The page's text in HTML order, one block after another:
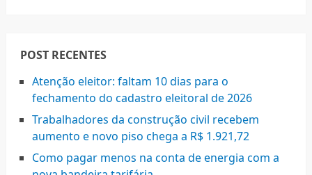
POST RECENTES
Atenção eleitor: faltam 10 dias para o
fechamento do cadastro eleitoral de 2026
Trabalhadores da construção civil recebem
aumento e novo piso chega a R$ 1.921,72
Como pagar menos na conta de energia com a